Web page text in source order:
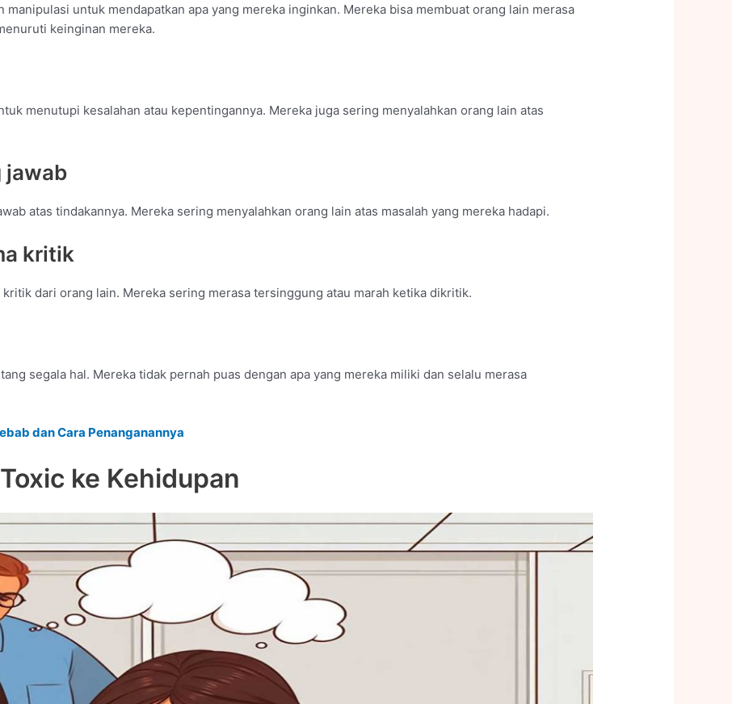
untuk mendapatkan apa yang mereka inginkan. Mereka bisa membuat orang lain merasa
keinginan mereka.
menutupi kesalahan atau kepentingannya. Mereka juga sering menyalahkan orang lain atas
jawab
atas tindakannya. Mereka sering menyalahkan orang lain atas masalah yang mereka hadapi.
kritik
dari orang lain. Mereka sering merasa tersinggung atau marah ketika dikritik.
segala hal. Mereka tidak pernah puas dengan apa yang mereka miliki dan selalu merasa
dan Cara Penanganannya
ke Kehidupan